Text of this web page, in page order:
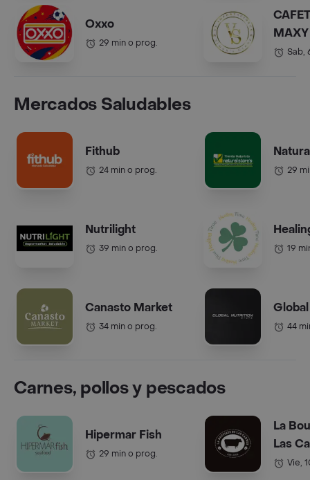
Oxxo
29 min o prog.
COL.).
Sab,
Mercados Saludables
Fithub
24 min o prog.
Nutrilight
39 min o prog.
Canasto Market
34 min o prog.
29
19
44
Carnes, pollos y pescados
Hipermar Fish
29 min o prog.
La
Las
Vie,